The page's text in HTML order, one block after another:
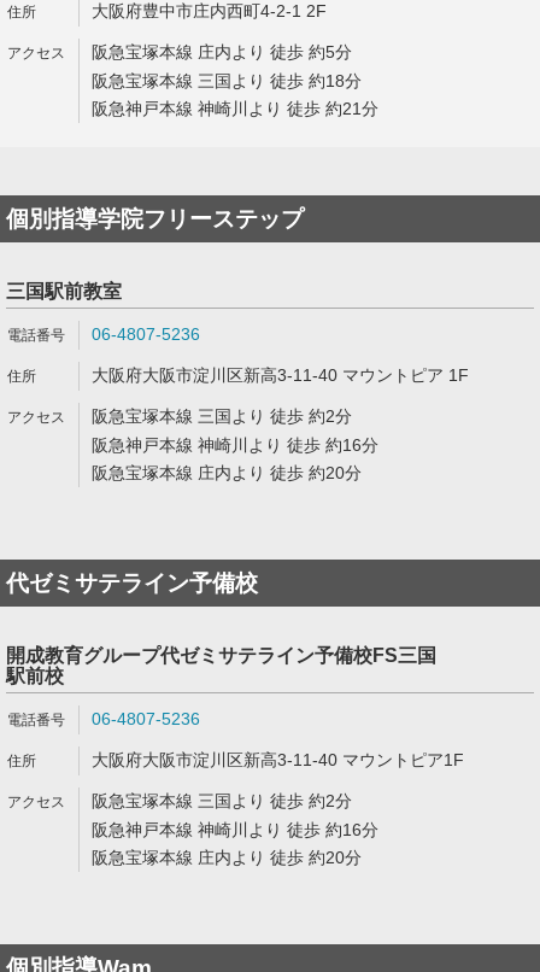
大阪府豊中市庄内西町4-2-1 2F
阪急宝塚本線 庄内より 徒歩 約5分
阪急宝塚本線 三国より 徒歩 約18分
阪急神戸本線 神崎川より 徒歩 約21分
個別指導学院フリーステップ
三国駅前教室
06-4807-5236
大阪府大阪市淀川区新高3-11-40 マウントピア 1F
阪急宝塚本線 三国より 徒歩 約2分
阪急神戸本線 神崎川より 徒歩 約16分
阪急宝塚本線 庄内より 徒歩 約20分
代ゼミサテライン予備校
開成教育グループ代ゼミサテライン予備校FS三国
駅前校
06-4807-5236
大阪府大阪市淀川区新高3-11-40 マウントピア1F
阪急宝塚本線 三国より 徒歩 約2分
阪急神戸本線 神崎川より 徒歩 約16分
阪急宝塚本線 庄内より 徒歩 約20分